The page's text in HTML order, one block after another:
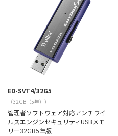
ED-SVT4/32G5
（32GB（5年））
管理者ソフトウェア対応アンチウイ
ルスエンジンセキュリティUSBメモ
リー32GB5年版